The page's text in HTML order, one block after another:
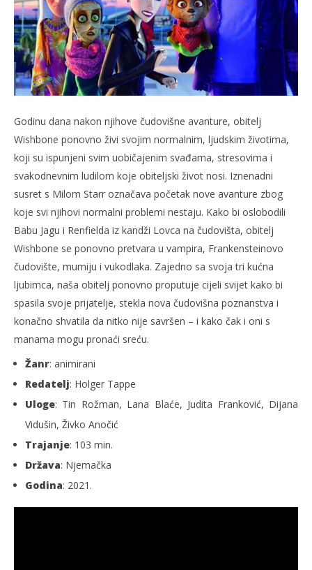
TRENUTNO OTVORENO
Projekcija filma: Moja čudovišna obitelj 2 (sink)
01.02.2022.
slatina.net
Godinu dana nakon njihove čudovišne avanture, obitelj
Wishbone ponovno živi svojim normalnim, ljudskim životima,
koji su ispunjeni svim uobičajenim svađama, stresovima i
svakodnevnim ludilom koje obiteljski život nosi. Iznenadni
susret s Milom Starr označava početak nove avanture zbog
koje svi njihovi normalni problemi nestaju. Kako bi oslobodili
Babu Jagu i Renfielda iz kandži Lovca na čudovišta, obitelj
Wishbone se ponovno pretvara u vampira, Frankensteinovo
čudovište, mumiju i vukodlaka. Zajedno sa svoja tri kućna
ljubimca, naša obitelj ponovno proputuje cijeli svijet kako bi
spasila svoje prijatelje, stekla nova čudovišna poznanstva i
konačno shvatila da nitko nije savršen – i kako čak i oni s
manama mogu pronaći sreću.
Žanr: animirani
Redatelj: Holger Tappe
Uloge: Tin Rožman, Lana Blaće, Judita Franković, Dijana
Vidušin, Živko Anočić
Trajanje: 103 min.
Država: Njemačka
Godina: 2021.